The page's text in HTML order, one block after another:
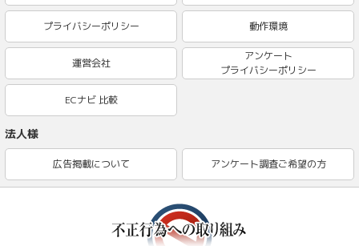
プライバシーポリシー 動作環境
運営会社
アンケート
プライバシーポリシー
ECナビ 比較
法人様
広告掲載について アンケート調査ご希望の方